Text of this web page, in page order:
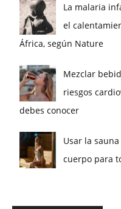
La malaria
el
África, según Nature
Mezclar
riesgos
debes conocer
Usar la
cuerpo para